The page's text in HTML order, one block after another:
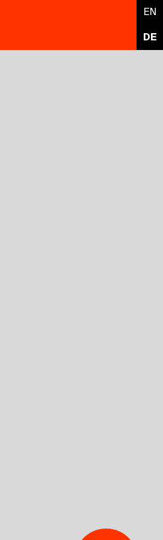
EN
DE